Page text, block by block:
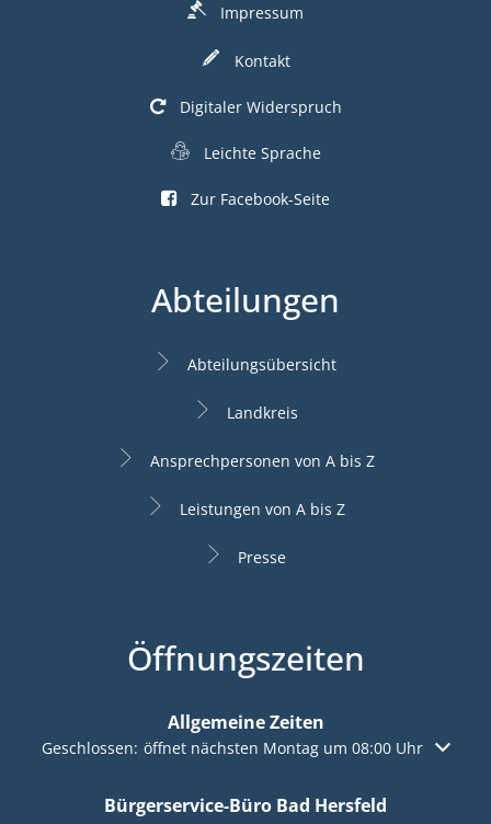
Impressum
Kontakt
Digitaler Widerspruch
Leichte Sprache
Zur Facebook-Seite
Abteilungen
Abteilungsübersicht
Landkreis
Ansprechpersonen von A bis Z
Leistungen von A bis Z
Presse
Öffnungszeiten
Allgemeine Zeiten
Klicken, um weitere Öffnungs- oder Schließzeiten
Geschlossen: öffnet nächsten Montag um 08:00 Uhr
Bürgerservice-Büro Bad Hersfeld